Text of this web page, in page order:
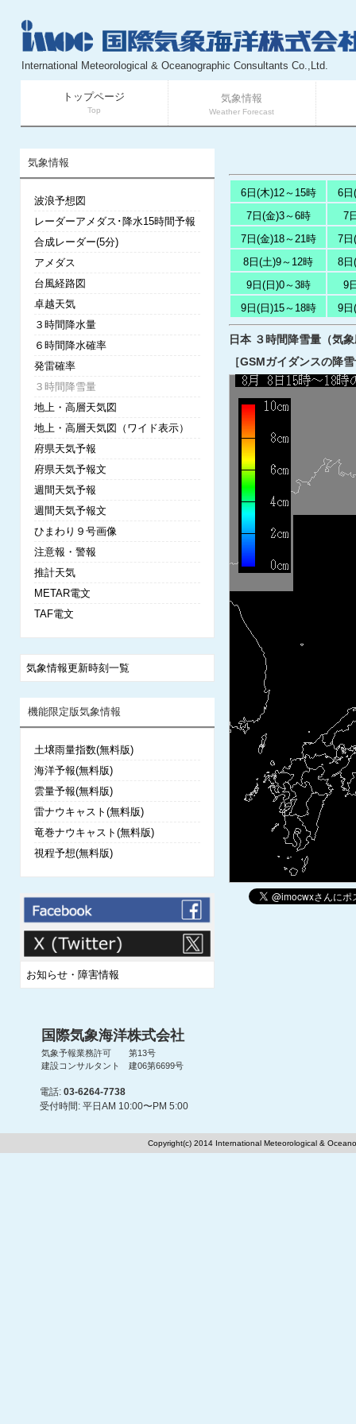
International Meteorological & Oceanographic Consultants Co.,Ltd.
トップページ
Top
気象情報
Weather Forecast
6日(木)12～15時
6日
7日(金)3～6時
7
7日(金)18～21時
7日
8日(土)9～12時
8日
9日(日)0～3時
9
9日(日)15～18時
9日
日本 ３時間降雪量（気
［GSMガイダンスの降
気象情報
波浪予想図
レーダーアメダス･降水15時間予報
合成レーダー(5分)
アメダス
台風経路図
卓越天気
３時間降水量
６時間降水確率
発雷確率
３時間降雪量
地上・高層天気図
地上・高層天気図（ワイド表示）
府県天気予報
府県天気予報文
週間天気予報
週間天気予報文
ひまわり９号画像
注意報・警報
推計天気
METAR電文
TAF電文
気象情報更新時刻一覧
機能限定版気象情報
土壌雨量指数(無料版)
海洋予報(無料版)
雲量予報(無料版)
雷ナウキャスト(無料版)
竜巻ナウキャスト(無料版)
視程予想(無料版)
お知らせ・障害情報
国際気象海洋株式会社
気象予報業務許可 第13号
建設コンサルタント 建06第6699号
電話: 03-6264-7738
受付時間: 平日AM 10:00〜PM 5:00
Copyright(c) 2014 International Meteorological &